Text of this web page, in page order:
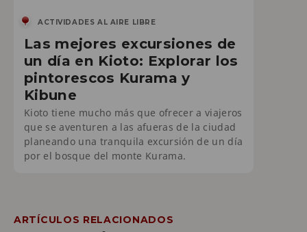
ACTIVIDADES AL AIRE LIBRE
Las mejores excursiones de
un día en Kioto: Explorar los
pintorescos Kurama y
Kibune
Kioto tiene mucho más que ofrecer a viajeros
que se aventuren a las afueras de la ciudad
planeando una tranquila excursión de un día
por el bosque del monte Kurama.
ARTÍCULOS RELACIONADOS